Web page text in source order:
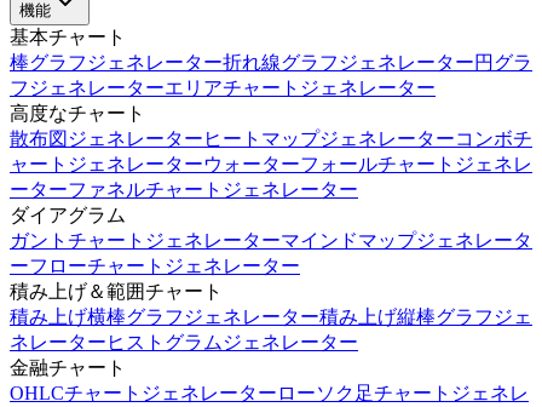
機能
基本チャート
棒グラフジェネレーター折れ線グラフジェネレーター円グラ
フジェネレーターエリアチャートジェネレーター
高度なチャート
散布図ジェネレーター ヒートマップジェネレーターコンボチ
ャートジェネレーターウォーターフォールチャートジェネレ
ーターファネルチャートジェネレーター
ダイアグラム
ガントチャートジェネレーターマインドマップジェネレータ
ーフローチャートジェネレーター
積み上げ＆範囲チャート
積み上げ横棒グラフジェネレーター積み上げ縦棒グラフジェ
ネレーター ヒストグラムジェネレーター
金融チャート
OHLCチャートジェネレーター ローソク足チャートジェネレ